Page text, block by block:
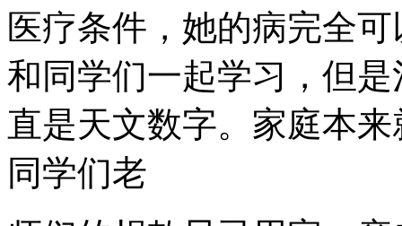
医疗条件，她的病完全
和同学们一起学习，但
直是天文数字。家庭本
同学们老